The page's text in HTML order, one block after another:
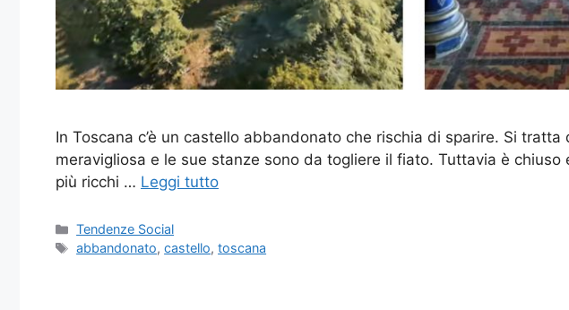
In Toscana c’è un castello abbandonato che rischia di sparire. Si
meravigliosa e le sue stanze sono da togliere il fiato. Tuttavia è
più ricchi … Leggi tutto
Categorie
Tendenze Social
Tag
abbandonato,castello,toscana